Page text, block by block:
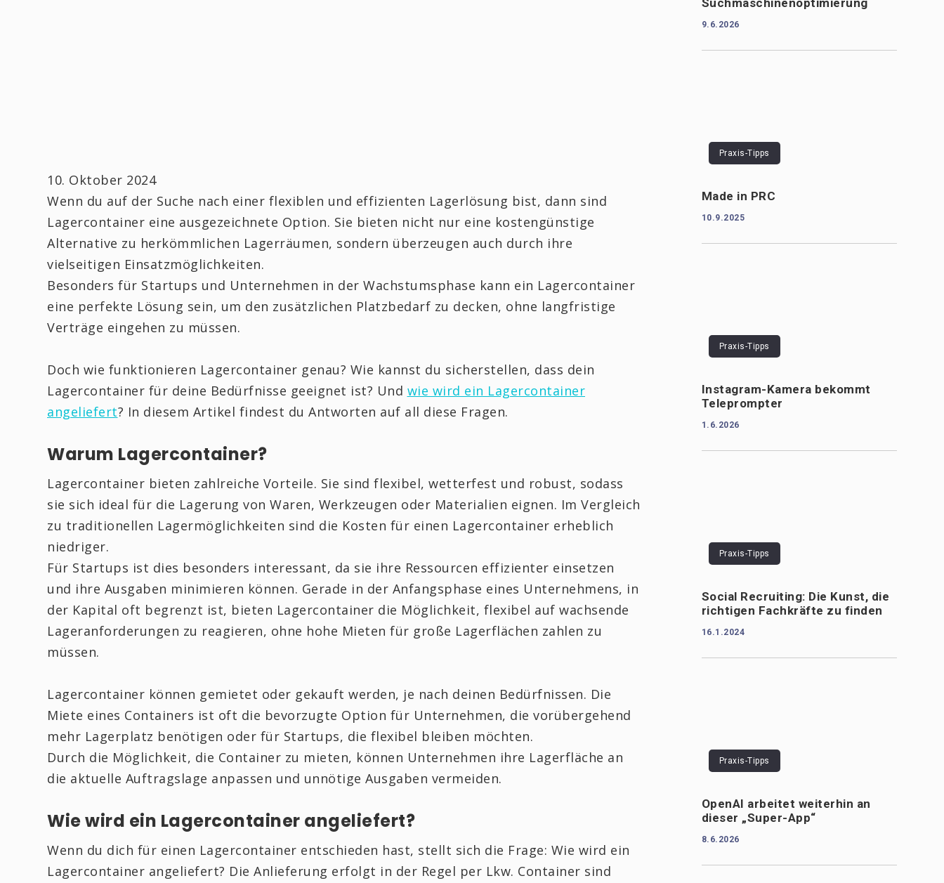
10. Oktober 2024
Wenn du auf der Suche nach einer flexiblen und effizienten Lagerlösung bist, dann sind
Lagercontainer eine ausgezeichnete Option. Sie bieten nicht nur eine kostengünstige
Alternative zu herkömmlichen Lagerräumen, sondern überzeugen auch durch ihre
vielseitigen Einsatzmöglichkeiten.
Besonders für Startups und Unternehmen in der Wachstumsphase kann ein Lagercontainer
eine perfekte Lösung sein, um den zusätzlichen Platzbedarf zu decken, ohne langfristige
Verträge eingehen zu müssen.
Doch wie funktionieren Lagercontainer genau? Wie kannst du sicherstellen, dass dein
Lagercontainer für deine Bedürfnisse geeignet ist? Und wie wird ein Lagercontainer
angeliefert? In diesem Artikel findest du Antworten auf all diese Fragen.
Warum Lagercontainer?
Lagercontainer bieten zahlreiche Vorteile. Sie sind flexibel, wetterfest und robust, sodass
sie sich ideal für die Lagerung von Waren, Werkzeugen oder Materialien eignen. Im Vergleich
zu traditionellen Lagermöglichkeiten sind die Kosten für einen Lagercontainer erheblich
niedriger.
Für Startups ist dies besonders interessant, da sie ihre Ressourcen effizienter einsetzen
und ihre Ausgaben minimieren können. Gerade in der Anfangsphase eines Unternehmens, in
der Kapital oft begrenzt ist, bieten Lagercontainer die Möglichkeit, flexibel auf wachsende
Lageranforderungen zu reagieren, ohne hohe Mieten für große Lagerflächen zahlen zu
müssen.
Lagercontainer können gemietet oder gekauft werden, je nach deinen Bedürfnissen. Die
Miete eines Containers ist oft die bevorzugte Option für Unternehmen, die vorübergehend
mehr Lagerplatz benötigen oder für Startups, die flexibel bleiben möchten.
Durch die Möglichkeit, die Container zu mieten, können Unternehmen ihre Lagerfläche an
die aktuelle Auftragslage anpassen und unnötige Ausgaben vermeiden.
Wie wird ein Lagercontainer angeliefert?
Wenn du dich für einen Lagercontainer entschieden hast, stellt sich die Frage: Wie wird ein
Lagercontainer angeliefert? Die Anlieferung erfolgt in der Regel per Lkw. Container sind
Suchmaschinenoptimierung
9.6.2026
Praxis-Tipps
Made in PRC
10.9.2025
Praxis-Tipps
Instagram-Kamera bekommt
Teleprompter
1.6.2026
Praxis-Tipps
Social Recruiting: Die Kunst, die
richtigen Fachkräfte zu finden
16.1.2024
Praxis-Tipps
OpenAI arbeitet weiterhin an
dieser „Super-App“
8.6.2026